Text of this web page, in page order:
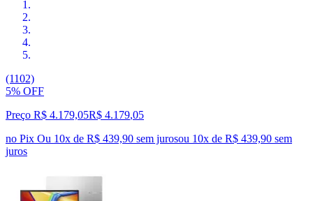
(1102)
5% OFF
Preço R$ 4.179,05R$ 4.179,05
no Pix Ou 10x de R$ 439,90 sem jurosou 10x de R$ 439,90 sem
juros